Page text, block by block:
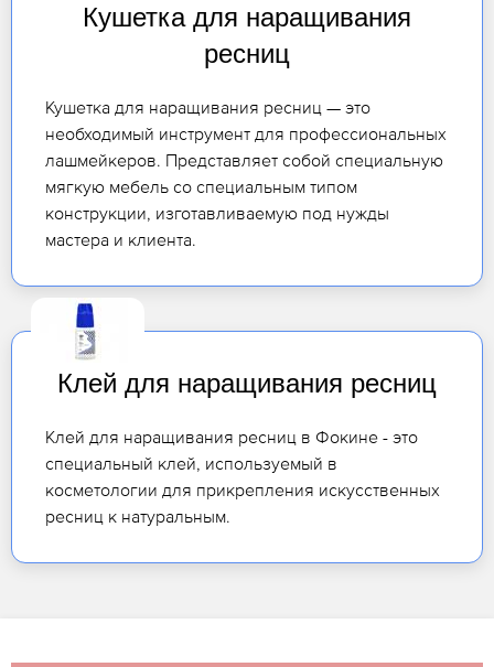
Кушетка для наращивания
ресниц
Кушетка для наращивания ресниц — это
необходимый инструмент для профессиональных
лашмейкеров. Представляет собой специальную
мягкую мебель со специальным типом
конструкции, изготавливаемую под нужды
мастера и клиента.
Клей для наращивания ресниц
Клей для наращивания ресниц в Фокине - это
специальный клей, используемый в
косметологии для прикрепления искусственных
ресниц к натуральным.